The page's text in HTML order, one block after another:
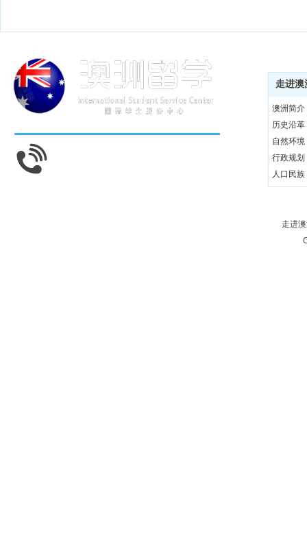
走进澳
澳洲简介
历史沿革
自然环境
行政规划
人口民族
教育体制
著名景点
走进